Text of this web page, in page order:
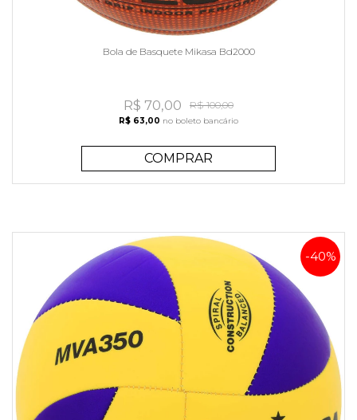
Bola de Basquete Mikasa Bd2000
R$ 70,00 R$ 100,00
R$ 63,00 no boleto bancário
COMPRAR
-40%